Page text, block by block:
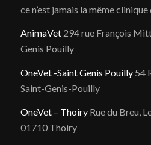
ce n’est jamais la même
AnimaVet294 rue François
Genis Pouilly
OneVet -Saint Genis Pouilly54
Saint-Genis-Pouilly
OneVet – ThoiryRue du Breu,
01710 Thoiry